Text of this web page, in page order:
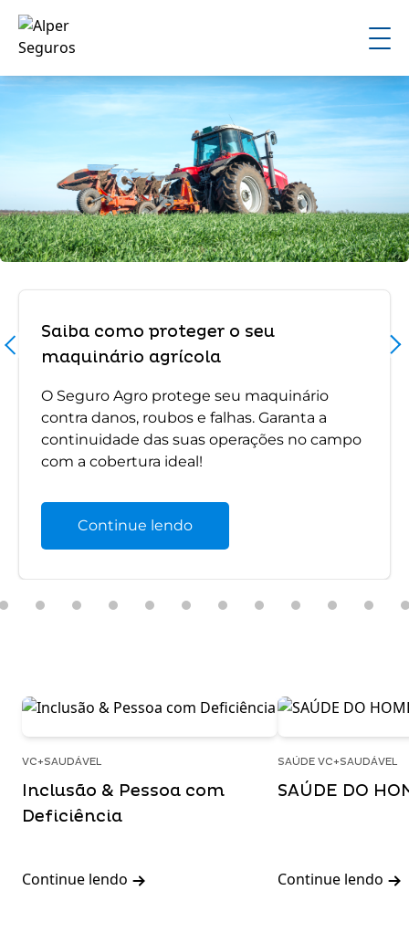
Saiba como proteger o seu
maquinário agrícola
O Seguro Agro protege seu maquinário
contra danos, roubos e falhas. Garanta a
continuidade das suas operações no campo
com a cobertura ideal!
Continue lendo
VC+SAUDÁVEL
Inclusão & Pessoa com
Deficiência
Continue lendo
SAÚDE VC+SAUDÁVEL
SAÚDE DO
Continue lendo